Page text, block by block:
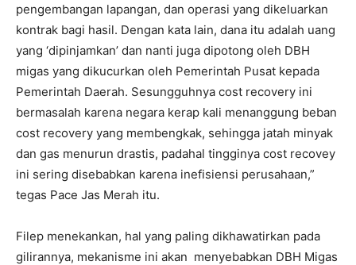
pengembangan lapangan, dan operasi yang dikeluarkan
kontrak bagi hasil. Dengan kata lain, dana itu adalah uang
yang ‘dipinjamkan’ dan nanti juga dipotong oleh DBH
migas yang dikucurkan oleh Pemerintah Pusat kepada
Pemerintah Daerah. Sesungguhnya cost recovery ini
bermasalah karena negara kerap kali menanggung beban
cost recovery yang membengkak, sehingga jatah minyak
dan gas menurun drastis, padahal tingginya cost recovey
ini sering disebabkan karena inefisiensi perusahaan,”
tegas Pace Jas Merah itu.
Filep menekankan, hal yang paling dikhawatirkan pada
gilirannya, mekanisme ini akan menyebabkan DBH Migas